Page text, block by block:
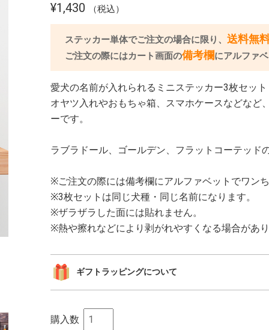
¥1,430
ステッカー単体でご注文の場合に限り、 送料無
ご注文の際にはカート画面の備考欄にアルファ
愛犬の名前が入れられるミニステッカー3枚セット
オヤツ入れやおもちゃ箱、スマホケースなどなど
ーです。
ラブラドール、ゴールデン、フラットコーテッド
※ご注文の際には備考欄にアルファベットでワン
※3枚セットは同じ犬種・同じ名前になります。
※ザラザラした面には貼れません。
※熱や擦れなどにより剥がれやすくなる場合があり
ギフトラッピングについて
購入数